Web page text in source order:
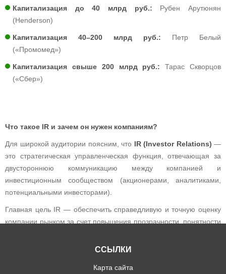
Капитализация до 40 млрд руб.: Рубен Арутюнян
(Henderson)
Капитализация 40–200 млрд руб.: Петр Белый
(«Промомед»)
Капитализация свыше 200 млрд руб.: Тарас Скворцов
(«Сбер»)
Что такое IR и зачем он нужен компаниям?
Для широкой аудитории поясним, что IR (Investor Relations) —
это стратегическая управленческая функция, отвечающая за
двустороннюю коммуникацию между компанией и
инвестиционным сообществом (акционерами, аналитиками,
потенциальными инвесторами).
Главная цель IR — обеспечить справедливую и точную оценку
компании рынком за счет повышения прозрачности, понятности
специалистов входит: организация презентаций и встреч,
ответы на запросы финансового рынка.
ССЫЛКИ
Карта сайта